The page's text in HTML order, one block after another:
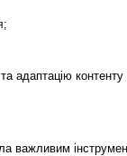
адаптацію контенту
важливим